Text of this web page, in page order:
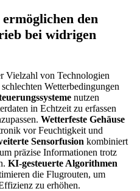
den
bei widrigen
Vielzahl von Technologien
Wetterbedingungen
nutzen
in Echtzeit zu erfassen
Wetterfeste Gehäuse
vor Feuchtigkeit und
Sensorfusion kombiniert
präzise Informationen trotz
KI-gesteuerte Algorithmen
die Flugrouten, um
zu erhöhen.